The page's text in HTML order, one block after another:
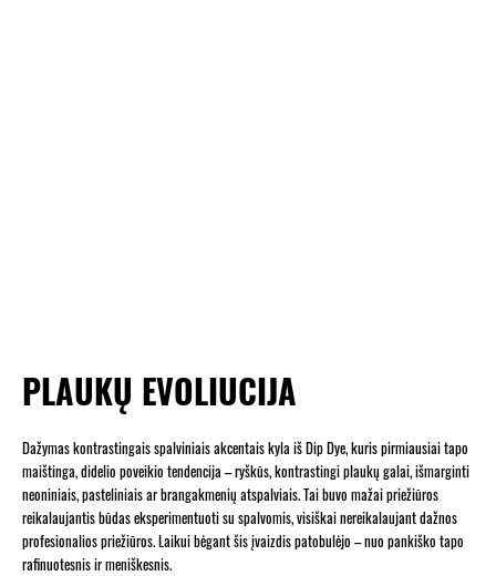
PLAUKŲ EVOLIUCIJA
Dažymas kontrastingais spalviniais akcentais kyla iš Dip Dye, kuris pirmiausiai tapo
maištinga, didelio poveikio tendencija – ryškūs, kontrastingi plaukų galai, išmarginti
neoniniais, pasteliniais ar brangakmenių atspalviais. Tai buvo mažai priežiūros
reikalaujantis būdas eksperimentuoti su spalvomis, visiškai nereikalaujant dažnos
profesionalios priežiūros. Laikui bėgant šis įvaizdis patobulėjo – nuo pankiško tapo
rafinuotesnis ir meniškesnis.